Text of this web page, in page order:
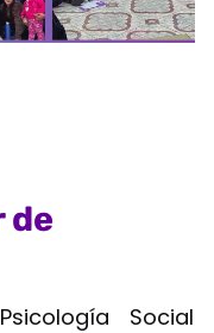
de
Social